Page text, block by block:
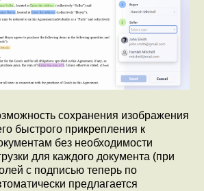
сохранения изображения
быстрого прикрепления к
без необходимости
для каждого документа (при
с подписью теперь по
предлагается